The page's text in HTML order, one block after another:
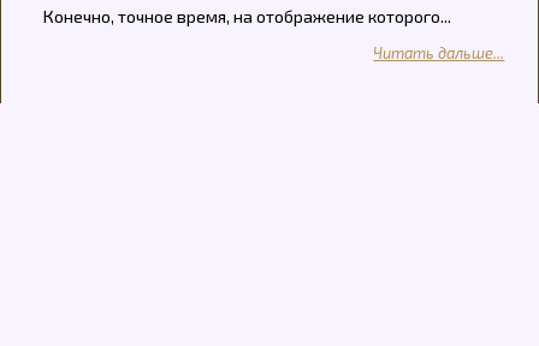
Конечно, точное время, на отображение которого...
Читать дальше...